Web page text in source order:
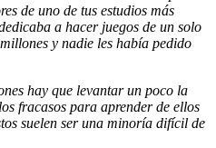
de uno de tus estudios más
a hacer juegos de un solo
y nadie les había pedido
hay que levantar un poco la
fracasos para aprender de ellos
suelen ser una minoría difícil de